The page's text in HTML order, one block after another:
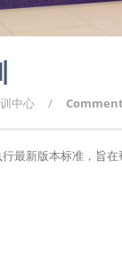
中心 /
最新版本标准，旨在